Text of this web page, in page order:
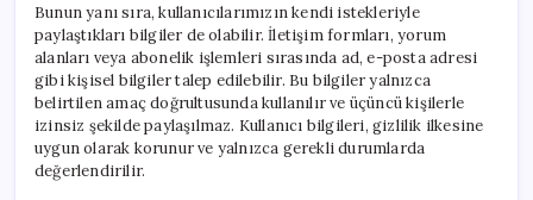
Bunun yanı sıra, kullanıcılarımızın kendi istekleriyle
paylaştıkları bilgiler de olabilir. İletişim formları, yorum
alanları veya abonelik işlemleri sırasında ad, e-posta adresi
gibi kişisel bilgiler talep edilebilir. Bu bilgiler yalnızca
belirtilen amaç doğrultusunda kullanılır ve üçüncü kişilerle
izinsiz şekilde paylaşılmaz. Kullanıcı bilgileri, gizlilik ilkesine
uygun olarak korunur ve yalnızca gerekli durumlarda
değerlendirilir.